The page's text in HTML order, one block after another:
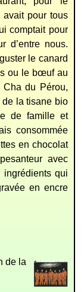
pour tous
comptait pour
d’entre nous.
le canard
ou le bœuf au
du Pérou,
la tisane bio
de famille et
consommée
en chocolat
avec
qui
en encre
de la